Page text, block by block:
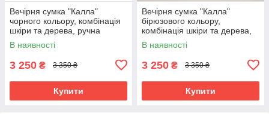
Вечірня сумка "Калла"
чорного кольору, комбінація
шкіри та дерева, ручна
робота, 27×19×11 см
В наявності
3 250 ₴ 3 350 ₴
Купити
Вечірня сумка "Калла"
бірюзового кольору,
комбінація шкіри та дерева,
ручна робота, 27×19×11 см
В наявності
3 250 ₴ 3 350 ₴
Купити